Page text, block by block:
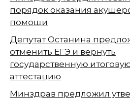
порядок оказания
помощи
Депутат Останина
отменить ЕГЭ и вернуть
государственную
аттестацию
Минздрав предложил